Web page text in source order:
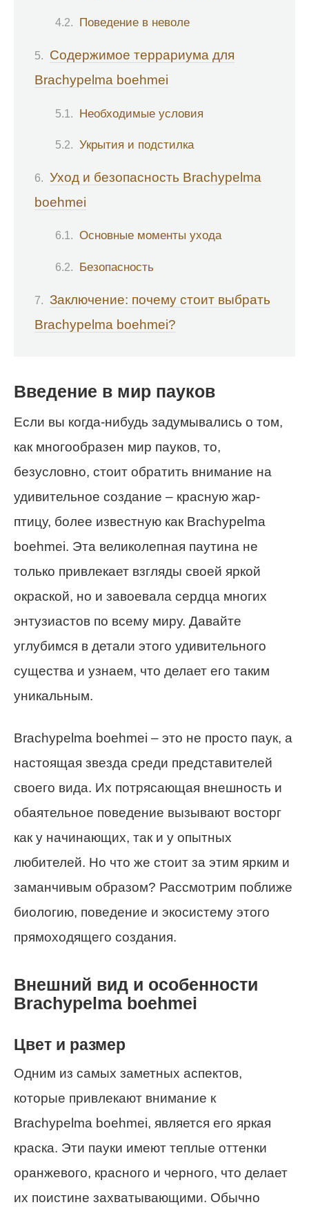
Поведение в неволе
Содержимое террариума для
Brachypelma boehmei
Необходимые условия
Укрытия и подстилка
Уход и безопасность Brachypelma
boehmei
Основные моменты ухода
Безопасность
Заключение: почему стоит выбрать
Brachypelma boehmei?
Введение в мир пауков
Если вы когда-нибудь задумывались о том,
как многообразен мир пауков, то,
безусловно, стоит обратить внимание на
удивительное создание – красную жар-
птицу, более известную как Brachypelma
boehmei. Эта великолепная паутина не
только привлекает взгляды своей яркой
окраской, но и завоевала сердца многих
энтузиастов по всему миру. Давайте
углубимся в детали этого удивительного
существа и узнаем, что делает его таким
уникальным.
Brachypelma boehmei – это не просто паук, а
настоящая звезда среди представителей
своего вида. Их потрясающая внешность и
обаятельное поведение вызывают восторг
как у начинающих, так и у опытных
любителей. Но что же стоит за этим ярким и
заманчивым образом? Рассмотрим поближе
биологию, поведение и экосистему этого
прямоходящего создания.
Внешний вид и особенности
Brachypelma boehmei
Цвет и размер
Одним из самых заметных аспектов,
которые привлекают внимание к
Brachypelma boehmei, является его яркая
краска. Эти пауки имеют теплые оттенки
оранжевого, красного и черного, что делает
их поистине захватывающими. Обычно